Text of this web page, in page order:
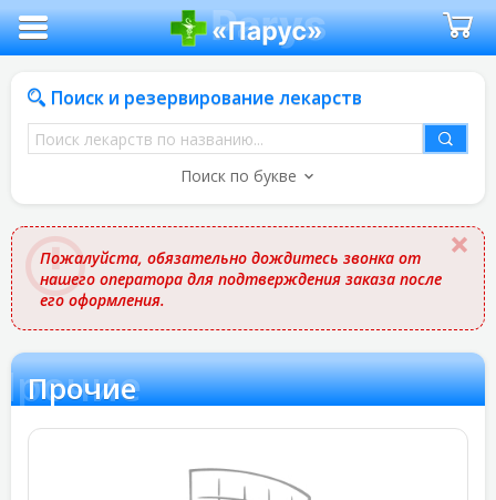
Поиск и резервирование лекарств
Поиск
лекарств
названию
Поиск по букве
Пожалуйста, обязательно дождитесь звонка от
нашего оператора для подтверждения заказа после
его оформления.
Прочие